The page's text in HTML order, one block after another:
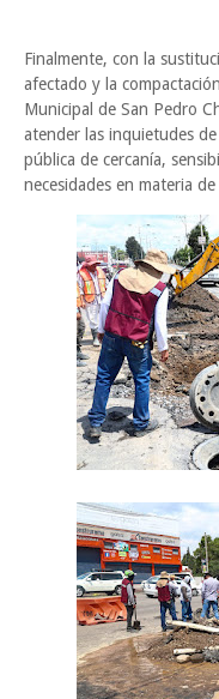
Finalmente, con la
afectado y la
Municipal de San Pedro
atender las inquietudes
pública de cercanía,
necesidades en materia